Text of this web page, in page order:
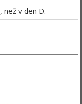
než v den D.